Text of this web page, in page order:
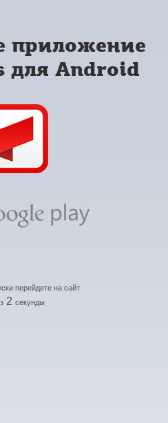
приложение
для Android
перейдете на сайт
2 секунды